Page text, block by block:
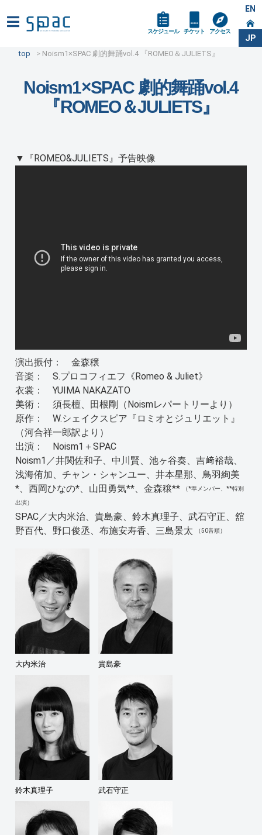
EN
JP
スケジュール チケット アクセス
top Noism1×SPAC 劇的舞踊vol.4 『ROMEO＆JULIETS』
Noism1×SPAC 劇的舞踊vol.4
『ROMEO＆JULIETS』
▼『ROMEO&JULIETS』予告映像
演出振付： 金森穣
音楽： S.プロコフィエフ《Romeo & Juliet》
衣裳： YUIMA NAKAZATO
美術： 須長檀、田根剛（Noismレパートリーより）
原作： W.シェイクスピア『ロミオとジュリエット』
（河合祥一郎訳より）
出演： Noism1＋SPAC
Noism1／井関佐和子、中川賢、池ヶ谷奏、吉﨑裕哉、
浅海侑加、チャン・シャンユー、井本星那、鳥羽絢美
*、西岡ひなの*、山田勇気**、金森穣**
（*準メンバー、**特別
出演）
SPAC／大内米治、貴島豪、鈴木真理子、武石守正、舘
野百代、野口俊丞、布施安寿香、三島景太
（50音順）
大内米治 貴島豪
鈴木真理子 武石守正